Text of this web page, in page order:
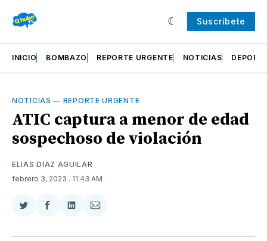
Suscríbete
INICIO BOMBAZO REPORTE URGENTE NOTICIAS
NOTICIAS — REPORTE URGENTE
ATIC captura a menor de edad
sospechoso de violación
ELIAS DIAZ AGUILAR
febrero 3, 2023 . 11:43 AM
Compartir
Twitter
Compartir
Facebook
Compartir
LinkedIn
Compartir
Email